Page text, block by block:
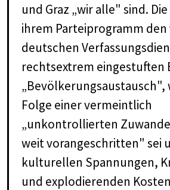
und Graz „wir alle" sind.
ihrem Parteiprogramm den
deutschen
rechtsextrem eingestuften
„Bevölkerungsaustausch",
Folge einer vermeintlich
„unkontrollierten
weit vorangeschritten" sei
kulturellen Spannungen,
und explodierenden